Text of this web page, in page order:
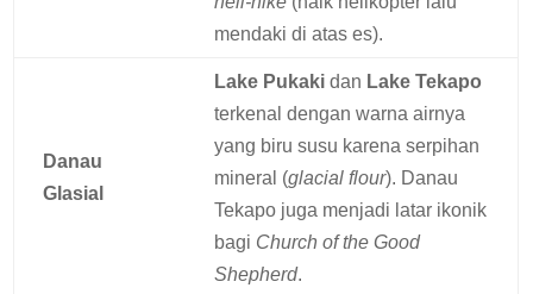
mendaki di atas es).
Danau
Glasial
Lake Pukaki dan Lake Tekapo
terkenal dengan warna airnya
yang biru susu karena serpihan
mineral (glacial flour). Danau
Tekapo juga menjadi latar ikonik
bagi Church of the Good
Shepherd.